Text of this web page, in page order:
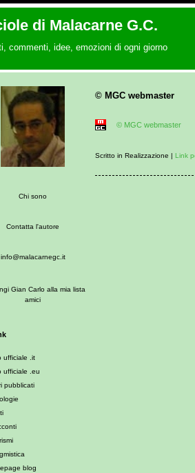
di Malacarne G.C.
commenti, idee, emozioni di ogni giorno
Chi sono
Contatta l'autore
info@malacarnegc.it
Gian Carlo alla mia lista
amici
ufficiale .it
ufficiale .eu
pubblicati
blog
© MGC webmaster
© MGC webmaster
Scritto in Realizzazione | Link